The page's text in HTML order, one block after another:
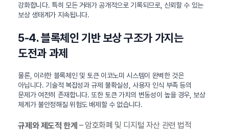
강화합니다. 특히 모든 거래가 공개적으로 기록되므로, 신뢰할 수 있는
보상 생태계가 지속됩니다.
5-4. 블록체인 기반 보상 구조가 가지는
도전과 과제
물론, 이러한 블록체인 및 토큰 이코노미 시스템이 완벽한 것은
아닙니다. 기술적 복잡성과 규제 불확실성, 사용자 인식 부족 등의
문제가 여전히 존재합니다. 또한 토큰 가치의 변동성이 높을 경우, 보상
체계가 불안정해질 위험도 배제할 수 없습니다.
규제와 제도적 한계 – 암호화폐 및 디지털 자산 관련 법적